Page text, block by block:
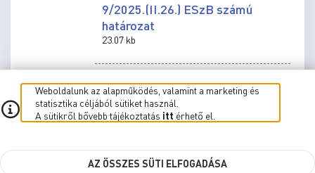
9/2025.(II.26.) ESzB számú
határozat
23.07 kb
5./ Tájékoztató az
önkormányzati támogatással
rendelkező, egészségügyet
2024. évi beszámolóiról
Weboldalunk az alapműködés, valamint a marketing és
statisztika céljából sütiket használ.
A sütikről bővebb tájékoztatás itt érhető el.
AZ ÖSSZES SÜTI ELFOGADÁSA